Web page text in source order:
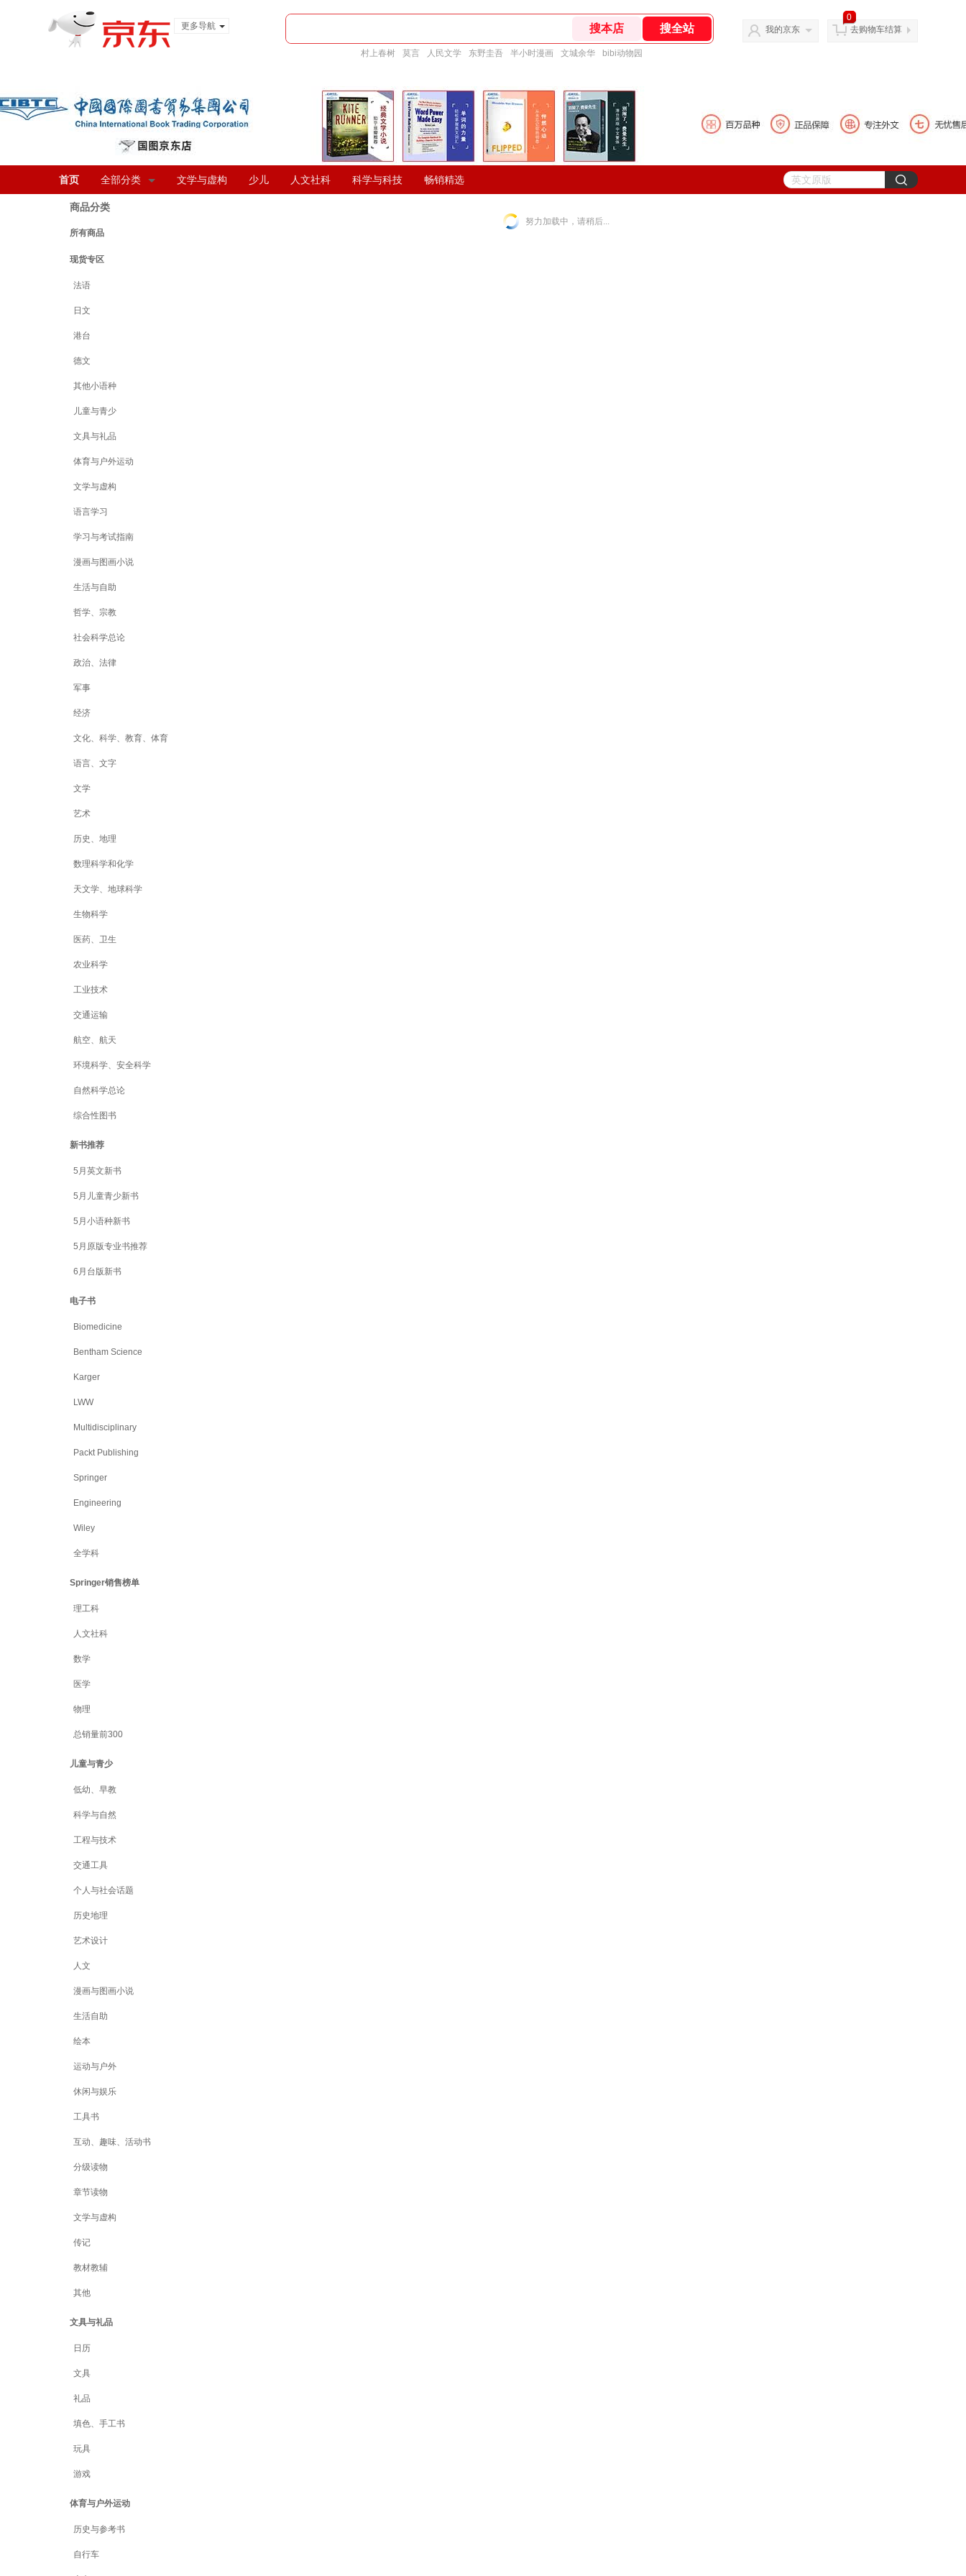
更多导航
村上春树 莫言 人民文学 东野圭吾 半小时漫画 文城余华 bibi动物园
我的京东
0
去购物车结算
首页 全部分类 文学与虚构 少儿 人文社科 科学与科技 畅销精选
商品分类
所有商品
现货专区
法语
日文
港台
德文
其他小语种
儿童与青少
文具与礼品
体育与户外运动
文学与虚构
语言学习
学习与考试指南
漫画与图画小说
生活与自助
哲学、宗教
社会科学总论
政治、法律
军事
经济
文化、科学、教育、体育
语言、文字
文学
艺术
历史、地理
数理科学和化学
天文学、地球科学
生物科学
医药、卫生
农业科学
工业技术
交通运输
航空、航天
环境科学、安全科学
自然科学总论
综合性图书
新书推荐
5月英文新书
5月儿童青少新书
5月小语种新书
5月原版专业书推荐
6月台版新书
电子书
Biomedicine
Bentham Science
Karger
LWW
Multidisciplinary
Packt Publishing
Springer
Engineering
Wiley
全学科
Springer销售榜单
理工科
人文社科
数学
医学
物理
总销量前300
儿童与青少
低幼、早教
科学与自然
工程与技术
交通工具
个人与社会话题
历史地理
艺术设计
人文
漫画与图画小说
生活自助
绘本
运动与户外
休闲与娱乐
工具书
互动、趣味、活动书
分级读物
章节读物
文学与虚构
传记
教材教辅
其他
文具与礼品
日历
文具
礼品
填色、手工书
玩具
游戏
体育与户外运动
历史与参考书
自行车
努力加载中，请稍后...